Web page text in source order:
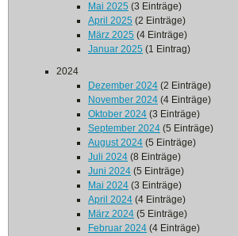
Mai 2025 (3 Einträge)
April 2025 (2 Einträge)
März 2025 (4 Einträge)
Januar 2025 (1 Eintrag)
2024
Dezember 2024 (2 Einträge)
November 2024 (4 Einträge)
Oktober 2024 (3 Einträge)
September 2024 (5 Einträge)
August 2024 (5 Einträge)
Juli 2024 (8 Einträge)
Juni 2024 (5 Einträge)
Mai 2024 (3 Einträge)
April 2024 (4 Einträge)
März 2024 (5 Einträge)
Februar 2024 (4 Einträge)